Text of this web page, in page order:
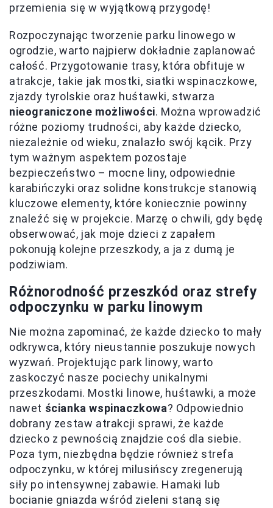
przemienia się w wyjątkową przygodę!
Rozpoczynając tworzenie parku linowego w
ogrodzie, warto najpierw dokładnie zaplanować
całość. Przygotowanie trasy, która obfituje w
atrakcje, takie jak mostki, siatki wspinaczkowe,
zjazdy tyrolskie oraz huśtawki, stwarza
nieograniczone możliwości. Można wprowadzić
różne poziomy trudności, aby każde dziecko,
niezależnie od wieku, znalazło swój kącik. Przy
tym ważnym aspektem pozostaje
bezpieczeństwo – mocne liny, odpowiednie
karabińczyki oraz solidne konstrukcje stanowią
kluczowe elementy, które koniecznie powinny
znaleźć się w projekcie. Marzę o chwili, gdy będę
obserwować, jak moje dzieci z zapałem
pokonują kolejne przeszkody, a ja z dumą je
podziwiam.
Różnorodność przeszkód oraz strefy
odpoczynku w parku linowym
Nie można zapominać, że każde dziecko to mały
odkrywca, który nieustannie poszukuje nowych
wyzwań. Projektując park linowy, warto
zaskoczyć nasze pociechy unikalnymi
przeszkodami. Mostki linowe, huśtawki, a może
nawet ścianka wspinaczkowa? Odpowiednio
dobrany zestaw atrakcji sprawi, że każde
dziecko z pewnością znajdzie coś dla siebie.
Poza tym, niezbędna będzie również strefa
odpoczynku, w której milusińscy zregenerują
siły po intensywnej zabawie. Hamaki lub
bocianie gniazda wśród zieleni staną się